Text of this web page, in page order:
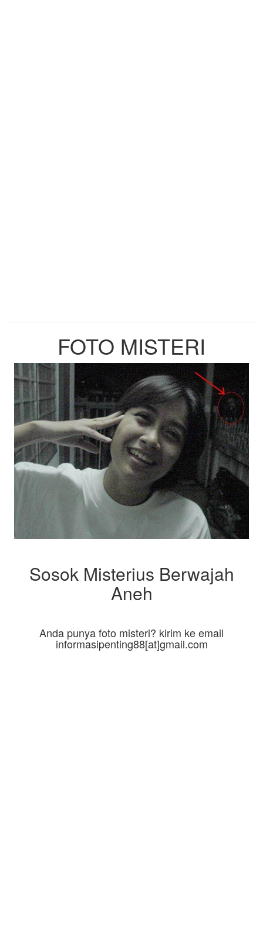
FOTO MISTERI
Sosok Misterius Berwajah
Aneh
Anda punya foto misteri? kirim ke email
informasipenting88[at]gmail.com